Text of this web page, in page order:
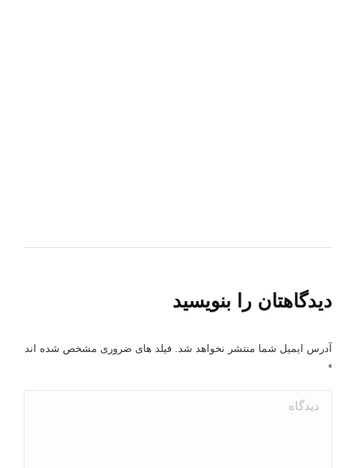
دیدگاهتان را بنویسید
آدرس ایمیل شما منتشر نخواهد شد. فیلد های ضروری مشخص شده اند
*
دیدگاه